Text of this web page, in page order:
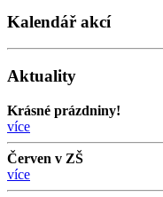
Kalendář akcí
Aktuality
Krásné prázdniny!
více
Červen v ZŠ
více